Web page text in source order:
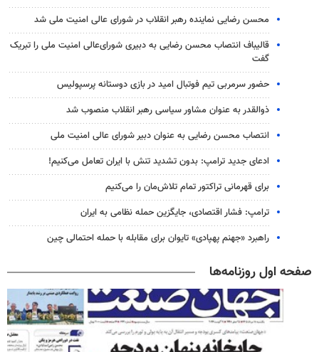
محسن رضایی نماینده رهبر انقلاب در شورای عالی امنیت ملی شد
قالیباف انتصاب محسن رضایی به دبیری شورای‌عالی امنیت ملی را تبریک
گفت
حضور سرمربی تیم فوتبال امید در بازی دوستانه پرسپولیس
ذوالقدر به عنوان مشاور سیاسی رهبر انقلاب منصوب شد
انتصاب محسن رضایی به عنوان دبیر شورای عالی امنیت ملی
ادعای جدید ترامپ: بدون تشدید تنش با ایران تعامل می‌کنیم!
برای قهرمانی تراکتور تمام تلاش‌مان را می‌کنیم
ترامپ: فشار اقتصادی، جایگزین حمله نظامی به ایران
راهبرد «جهنم پهپادی» تایوان برای مقابله با حمله احتمالی چین
صفحه اول روزنامه‌ها